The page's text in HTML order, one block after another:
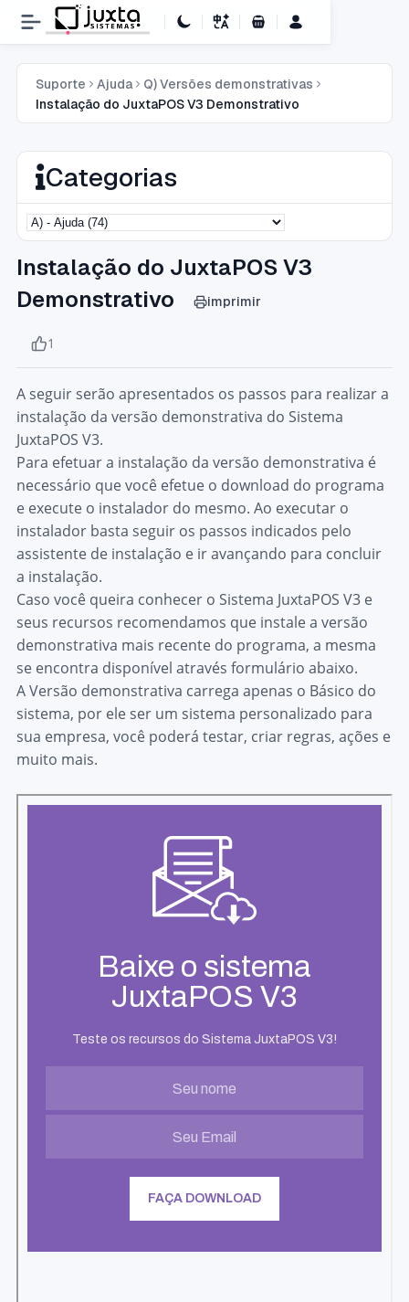
Carrinho de Compras
Suporte Ajuda
Q) Versões demonstrativas
Instalação do JuxtaPOS V3 Demonstrativo
Categorias
Instalação do JuxtaPOS V3
Demonstrativo
imprimir
1
A seguir serão apresentados os passos para realizar a
instalação da versão demonstrativa do Sistema
JuxtaPOS V3.
Para efetuar a instalação da versão demonstrativa é
necessário que você efetue o download do programa
e execute o instalador do mesmo. Ao executar o
instalador basta seguir os passos indicados pelo
assistente de instalação e ir avançando para concluir
a instalação.
Caso você queira conhecer o Sistema JuxtaPOS V3 e
seus recursos recomendamos que instale a versão
demonstrativa mais recente do programa, a mesma
se encontra disponível através formulário abaixo.
A Versão demonstrativa carrega apenas o Básico do
sistema, por ele ser um sistema personalizado para
sua empresa, você poderá testar, criar regras, ações e
muito mais.